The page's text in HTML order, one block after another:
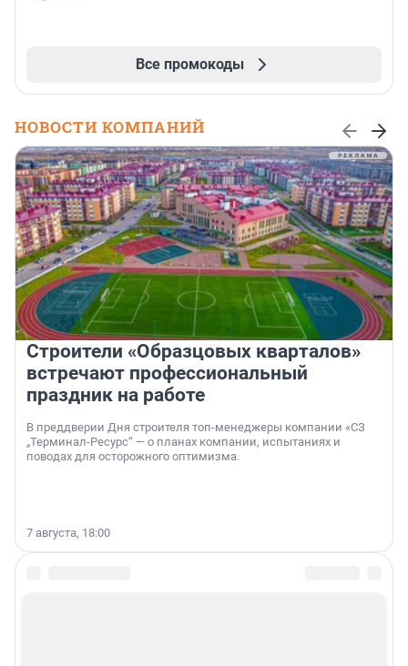
Все промокоды
НОВОСТИ КОМПАНИЙ
Строители «Образцовых кварталов»
встречают профессиональный
праздник на работе
В преддверии Дня строителя топ-менеджеры компании «СЗ
„Терминал-Ресурс“ — о планах компании, испытаниях и
поводах для осторожного оптимизма.
7 августа, 18:00